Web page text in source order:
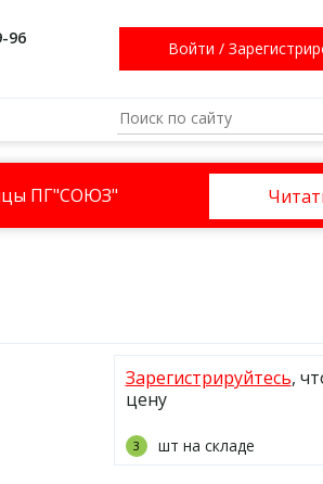
96
Войти /
ПГ"СОЮЗ"
Зарегистрируйтесь,
цену
3 шт на складе